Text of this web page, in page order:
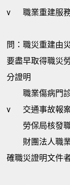
v
職業重建服
問：職災重建由
要盡早取得職災
分證明
職業傷病門
v
交通事故報
勞保局核發
財團法人職
確職災證明文件